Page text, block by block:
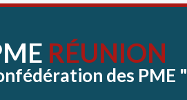
RÉUNION
des PME "